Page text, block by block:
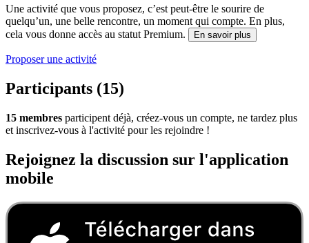
Une activité que vous proposez, c’est peut-être le sourire de
quelqu’un, une belle rencontre, un moment qui compte. En plus,
cela vous donne accès au statut Premium.
En savoir plus
Proposer une activité
Participants (15)
15 membres participent déjà, créez-vous un compte, ne tardez plus
et inscrivez-vous à l'activité pour les rejoindre !
Rejoignez la discussion sur l'application
mobile